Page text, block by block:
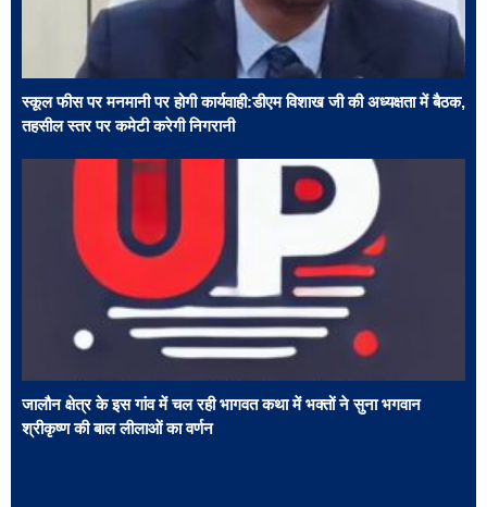
स्कूल फीस पर मनमानी पर होगी कार्यवाही:डीएम विशाख जी की अध्यक्षता में बैठक,
तहसील स्तर पर कमेटी करेगी निगरानी
जालौन क्षेत्र के इस गांव में चल रही भागवत कथा में भक्तों ने सुना भगवान
श्रीकृष्ण की बाल लीलाओं का वर्णन